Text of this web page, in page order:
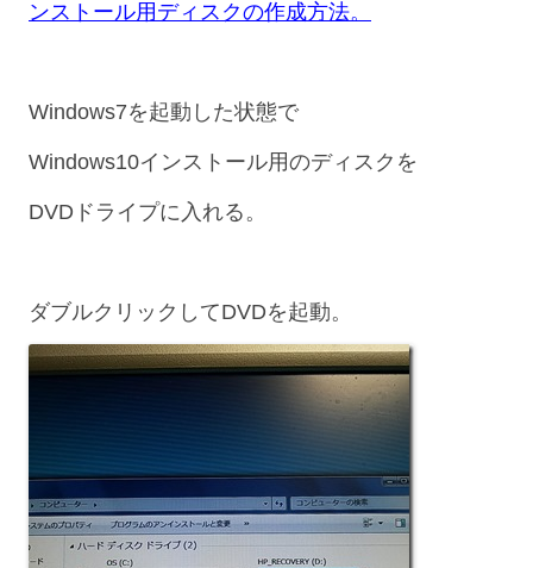
ンストール用ディスクの作成方法。
Windows7を起動した状態で
Windows10インストール用のディスクを
DVDドライプに入れる。
ダブルクリックしてDVDを起動。